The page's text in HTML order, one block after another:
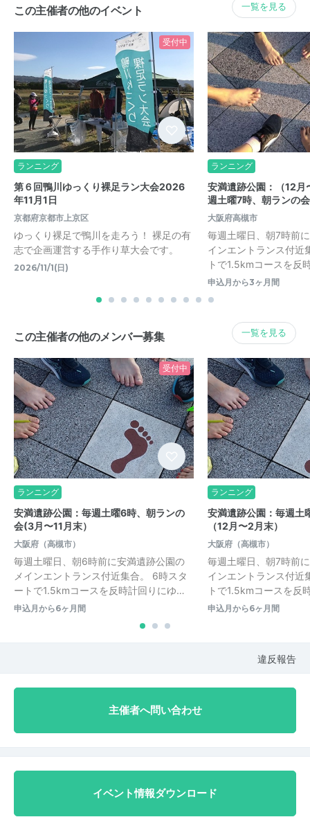
この主催者の他のイベント 一覧を見る
受付中
ランニング
第６回鴨川ゆっくり裸足ラン大会2026
年11月1日
京都府京都市上京区
ゆっくり裸足で鴨川を走ろう！ 裸足の有
志で企画運営する手作り草大会です。
2026/11/1(日)
ランニング
安満遺跡公園：（12月
週土曜7時、朝ランの会
大阪府高槻市
毎週土曜日、朝7時前
インエントランス付近
トで1.5kmコースを反
申込月から3ヶ月間
この主催者の他のメンバー募集 一覧を見る
受付中
ランニング
安満遺跡公園：毎週土曜6時、朝ランの
会(3月〜11月末）
大阪府（高槻市）
毎週土曜日、朝6時前に安満遺跡公園の
メインエントランス付近集合。 6時スタ
ートで1.5kmコースを反時計回りにゆ…
申込月から6ヶ月間
ランニング
安満遺跡公園：毎週土
（12月〜2月末）
大阪府（高槻市）
毎週土曜日、朝7時前
インエントランス付近
トで1.5kmコースを反
申込月から6ヶ月間
違反報告
主催者へ問い合わせ
イベント情報ダウンロード